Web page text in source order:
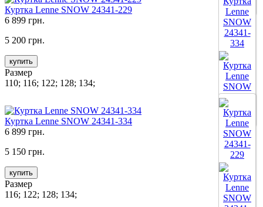
Все цвета
Все цвета
Куртка Lenne SNOW 24341-229
6 899 грн.
5 200 грн.
купить
Размер
110; 116; 122; 128; 134;
Куртка Lenne SNOW 24341-334
6 899 грн.
5 150 грн.
купить
Размер
116; 122; 128; 134;